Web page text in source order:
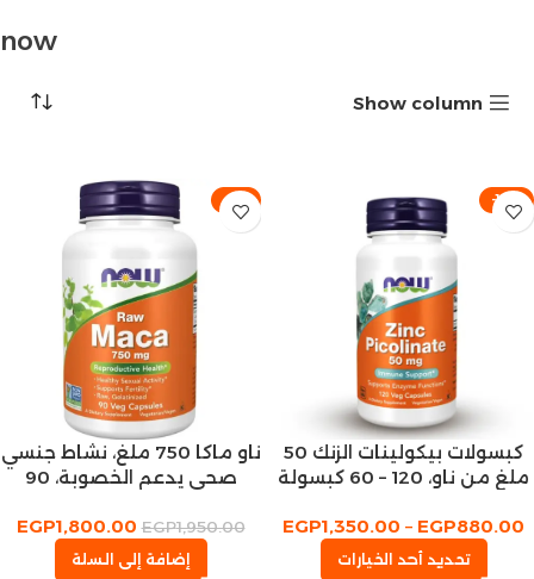
now
Show column
-13%
كبسولات بيكولينات الزنك 50
ملغ من ناو، 120 – 60 كبسولة
EGP880.00
–
EGP1,350.00
تحديد أحد الخيارات
-8%
ناو ماكا 750 ملغ، نشاط جنسي
صحي يدعم الخصوبة، 90
EGP1,950.00
EGP1,800.00
إضافة إلى السلة